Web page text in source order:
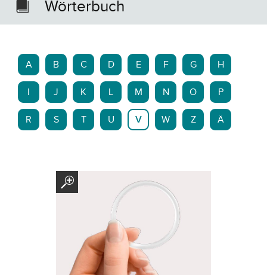
Wörterbuch
A B C D E F G H
J K L M N O P
R S T U V W Z Ä